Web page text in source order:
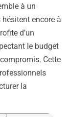
à un
encore à
d’un
le budget
Cette
la